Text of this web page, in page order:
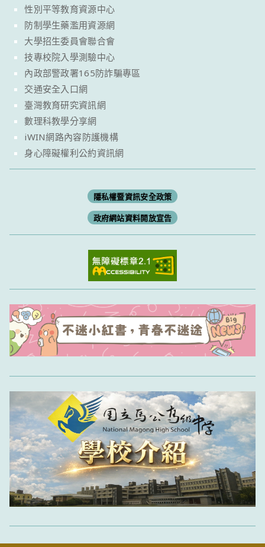
性別平等教育資源中心
防制學生藥濫用資源網
大學招生委員會聯合會
技專校院入學測驗中心
內政部警政署165防詐騙專區
交通安全入口網
臺灣教育研究資訊網
數理科教學分享網
iWIN網路內容防護機構
身心障礙權利公約資訊網
隱私權暨資訊安全政策
政府網站資料開放宣告